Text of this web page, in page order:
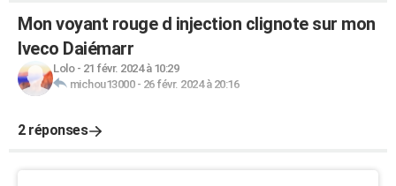
Mon voyant rouge d injection clignote sur mon
Iveco Daiémarr
Lolo- 21 févr. 2024 à 10:29
michou13000- 26 févr. 2024 à 20:16
2 réponses